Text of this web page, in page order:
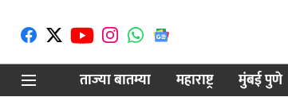
ताज्या बातम्या
महाराष्ट्र मुंबई पुणे